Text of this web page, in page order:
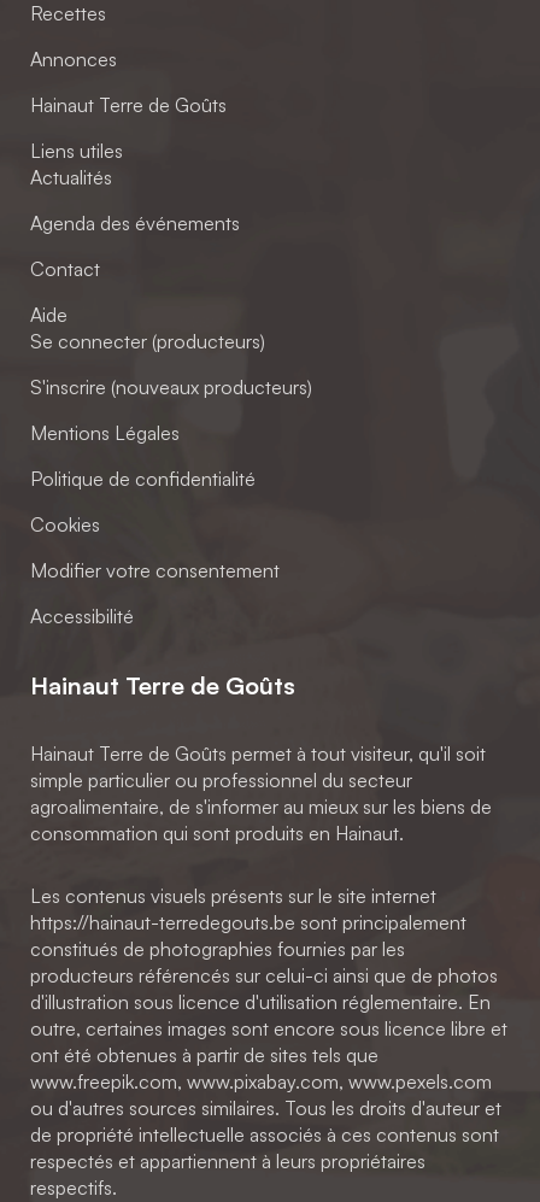
Recettes
Annonces
Hainaut Terre de Goûts
Liens utiles
Actualités
Agenda des événements
Contact
Aide
Se connecter (producteurs)
S'inscrire (nouveaux producteurs)
Mentions Légales
Politique de confidentialité
Cookies
Modifier votre consentement
Accessibilité
Hainaut Terre de Goûts
Hainaut Terre de Goûts permet à tout visiteur, qu'il soit
simple particulier ou professionnel du secteur
agroalimentaire, de s'informer au mieux sur les biens de
consommation qui sont produits en Hainaut.
Les contenus visuels présents sur le site internet
https://hainaut-terredegouts.be sont principalement
constitués de photographies fournies par les
producteurs référencés sur celui-ci ainsi que de photos
d'illustration sous licence d'utilisation réglementaire. En
outre, certaines images sont encore sous licence libre et
ont été obtenues à partir de sites tels que
www.freepik.com, www.pixabay.com, www.pexels.com
ou d'autres sources similaires. Tous les droits d'auteur et
de propriété intellectuelle associés à ces contenus sont
respectés et appartiennent à leurs propriétaires
respectifs.